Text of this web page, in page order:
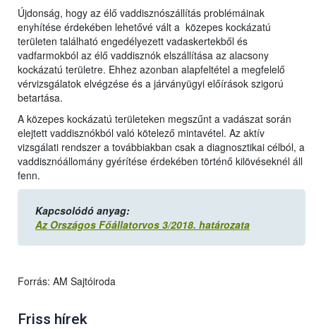
Újdonság, hogy az élő vaddisznószállítás problémáinak
enyhítése érdekében lehetővé vált a közepes kockázatú
területen található engedélyezett vadaskertekből és
vadfarmokból az élő vaddisznók elszállítása az alacsony
kockázatú területre. Ehhez azonban alapfeltétel a megfelelő
vérvizsgálatok elvégzése és a járványügyi előírások szigorú
betartása.
A közepes kockázatú területeken megszűnt a vadászat során
elejtett vaddisznókból való kötelező mintavétel. Az aktív
vizsgálati rendszer a továbbiakban csak a diagnosztikai célból, a
vaddisznóállomány gyérítése érdekében történő kilövéseknél áll
fenn.
Kapcsolódó anyag:
Az Országos Főállatorvos 3/2018. határozata
Forrás: AM Sajtóiroda
Friss hírek